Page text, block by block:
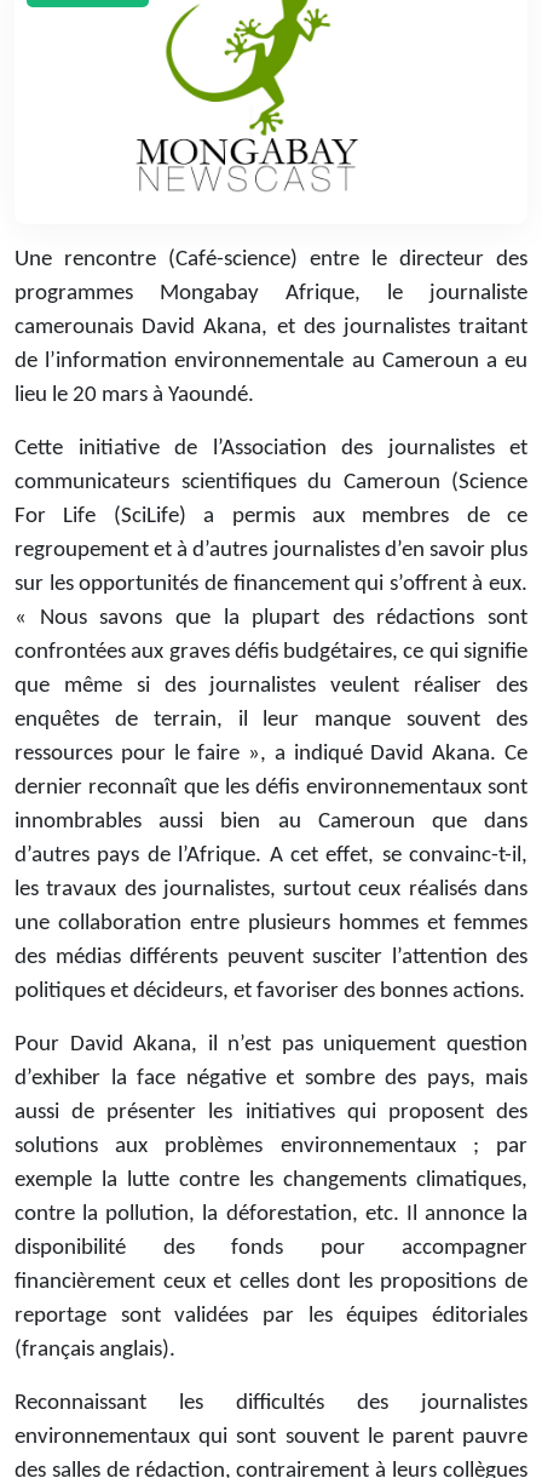
Une rencontre (Café-science) entre le directeur des
programmes Mongabay Afrique, le journaliste
camerounais David Akana, et des journalistes traitant
de l’information environnementale au Cameroun a eu
lieu le 20 mars à Yaoundé.
Cette initiative de l’Association des journalistes et
communicateurs scientifiques du Cameroun (Science
For Life (SciLife) a permis aux membres de ce
regroupement et à d’autres journalistes d’en savoir plus
sur les opportunités de financement qui s’offrent à eux.
« Nous savons que la plupart des rédactions sont
confrontées aux graves défis budgétaires, ce qui signifie
que même si des journalistes veulent réaliser des
enquêtes de terrain, il leur manque souvent des
ressources pour le faire », a indiqué David Akana. Ce
dernier reconnaît que les défis environnementaux sont
innombrables aussi bien au Cameroun que dans
d’autres pays de l’Afrique. A cet effet, se convainc-t-il,
les travaux des journalistes, surtout ceux réalisés dans
une collaboration entre plusieurs hommes et femmes
des médias différents peuvent susciter l’attention des
politiques et décideurs, et favoriser des bonnes actions.
Pour David Akana, il n’est pas uniquement question
d’exhiber la face négative et sombre des pays, mais
aussi de présenter les initiatives qui proposent des
solutions aux problèmes environnementaux ; par
exemple la lutte contre les changements climatiques,
contre la pollution, la déforestation, etc. Il annonce la
disponibilité des fonds pour accompagner
financièrement ceux et celles dont les propositions de
reportage sont validées par les équipes éditoriales
(français anglais).
Reconnaissant les difficultés des journalistes
environnementaux qui sont souvent le parent pauvre
des salles de rédaction, contrairement à leurs collègues